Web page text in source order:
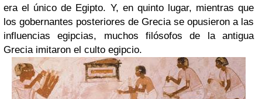
era el único de Egipto. Y, en quinto lugar, mientras que
los gobernantes posteriores de Grecia se opusieron a las
influencias egipcias, muchos filósofos de la antigua
Grecia imitaron el culto egipcio.